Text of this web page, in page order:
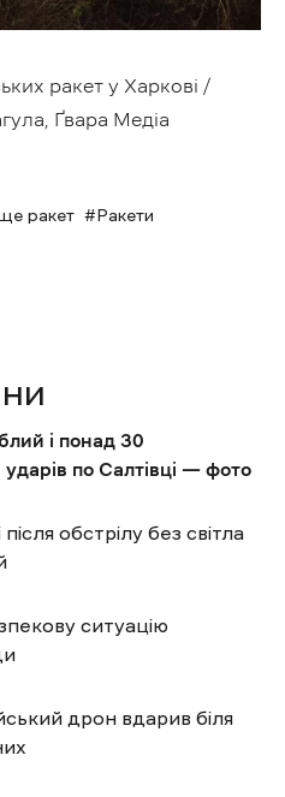
ракет у Харкові /
Ґвара Медіа
ракет
Ракети
і понад 30
по Салтівці — фото
обстрілу без світла
ситуацію
дрон вдарив біля